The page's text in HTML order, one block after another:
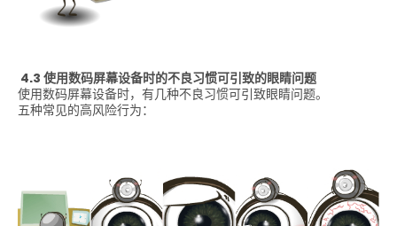
4.3 使用数码屏幕设备时的不良习惯可引致的眼睛问题
使用数码屏幕设备时，有几种不良习惯可引致眼睛问题。
五种常见的高风险行为：